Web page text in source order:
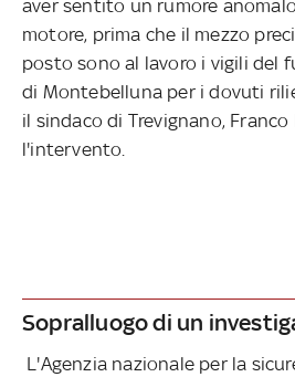
aver sentito un rumore
motore, prima che il mezzo
posto sono al lavoro i vigili del
di Montebelluna per i dovuti
il sindaco di Trevignano,
l'intervento.
Sopralluogo di un
L'Agenzia nazionale per la